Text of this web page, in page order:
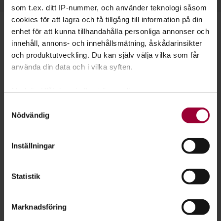
som t.ex. ditt IP-nummer, och använder teknologi såsom
cookies för att lagra och få tillgång till information på din
enhet för att kunna tillhandahålla personliga annonser och
innehåll, annons- och innehållsmätning, åskådarinsikter
och produktutveckling. Du kan själv välja vilka som får
använda din data och i vilka syften.
som kan ha en noggrannhet på upp till flera meter
Du kan ändra eller dra tillbaka ditt samtycke när som
För att du ska få en så bra upplevelse som möjligt
Nödvändig
Inställningar
Statistik
Marknadsföring
Starta en studiecirkel!
Lär dig tillsammans med andra genom att starta en
studiecirkel hos Studiefrämjandet.
Teknik & vetenskap